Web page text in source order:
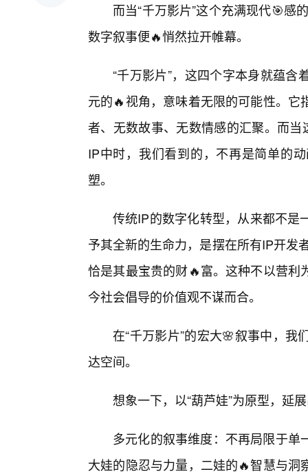
而当“千万影片”这个充满现代🎯感
数字叙事便🔥悄然拉开帷幕。
“千万影片”，这四个字本身就蕴
元的🔥视角，意味着无限的可能性。
者、无数故事、无数情感的汇聚。而
IP中时，我们看到的，不再是简单的
塑。
传统IP的数字化转型，从来都不是
予其全新的生命力，是摆在所有IP开发
恰是其最宝贵的财🔥富。这种不以营
今社会倡导的价值观不谋而合。
在“千万影片”的宏大🌸叙事中，
达空间。
想象一下，以“葫芦娃”为原型，延
多元化的叙事维度：不再局限于
大娃的隐忍与力量，二娃的🔥智慧与